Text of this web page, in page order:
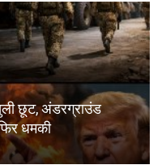
छूट, अंडरग्राउंड
धमकी